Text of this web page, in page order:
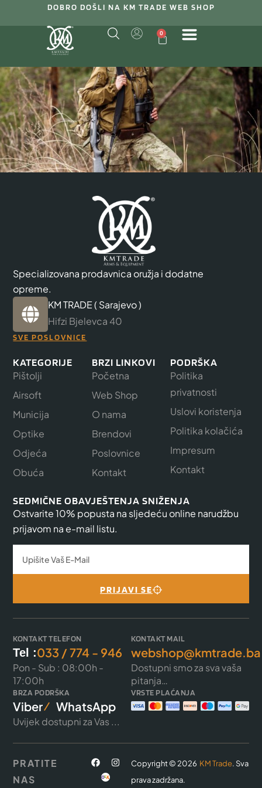
DOBRO DOŠLI NA KM TRADE WEB SHOP
0
Specializovana prodavnica oružja i dodatne
opreme.
KM TRADE ( Sarajevo )
Hifzi Bjelevca 40
SVE POSLOVNICE
KATEGORIJE
Pištolji
Airsoft
Municija
Optike
Odjeća
Obuća
BRZI LINKOVI
Početna
Web Shop
O nama
Brendovi
Poslovnice
Kontakt
PODRŠKA
Politika
privatnosti
Uslovi koristenja
Politika kolačića
Impresum
Kontakt
SEDMIČNE OBAVJEŠTENJA SNIŽENJA
Ostvarite 10% popusta na sljedeću online narudžbu
prijavom na e-mail listu.
PRIJAVI SE
KONTAKT TELEFON
Tel :033 / 774 - 946
Pon - Sub : 08:00h -
17:00h
KONTAKT MAIL
webshop@kmtrade.ba
Dostupni smo za sva vaša
pitanja…
BRZA PODRŠKA
Viber WhatsApp
Uvijek dostupni za Vas ...
VRSTE PLAĆANJA
Copyright © 2026 KM Trade. Sva
prava zadržana.
PRATITE
NAS